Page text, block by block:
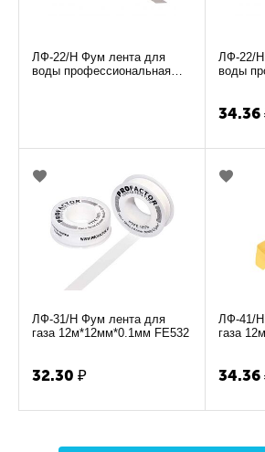
ЛФ-22/Н Фум лента для
воды профессиональная
ЛФ-22/
воды
34.36
ЛФ-31/Н Фум лента для
газа 12м*12мм*0.1мм FE532
32.30 ₽
ЛФ-41/
газа
34.36